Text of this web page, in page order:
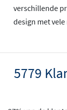
verschillende
design met
5779